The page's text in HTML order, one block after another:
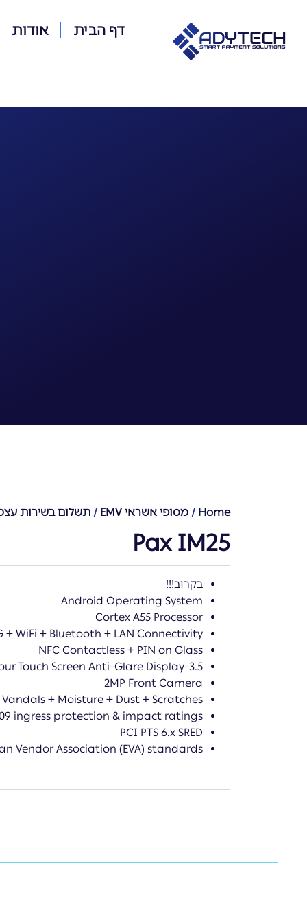
דף הבית אודות
Home
/ מסופי אשראי EMV / תשלום בשירות
Pax IM25
בקרוב!!!
Android Operating System
Cortex A55 Processor
+ WiFi + Bluetooth + LAN Connectivity
NFC Contactless + PIN on Glass
3.5-inch Colour Touch Screen Anti-Glare Display
2MP Front Camera
+ Moisture + Dust + Scratches
ingress protection & impact ratings
PCI PTS 6.x SRED
Vendor Association (EVA) standards